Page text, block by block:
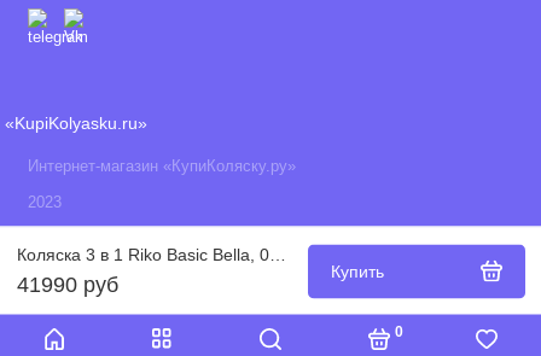
0
Коляска 3 в 1 Riko Basic Bella, 06 (Бежевый)
41990 руб
Купить
«KupiKolyasku.ru»
Интернет-магазин «КупиКоляску.ру»
2023